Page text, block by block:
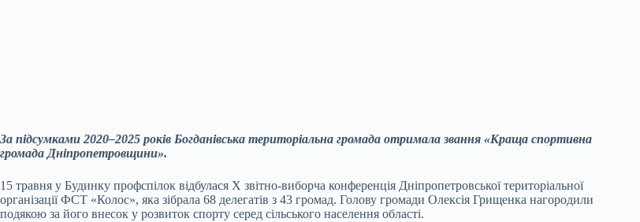
За підсумками 2020–2025 років Богданівська територіальна громада отримала звання «Краща спортивна
громада Дніпропетровщини».
15 травня у Будинку профспілок відбулася X звітно-виборча конференція Дніпропетровської територіальної
організації ФСТ «Колос», яка зібрала 68 делегатів з 43 громад. Голову громади Олексія Грищенка нагородили
подякою за його внесок у розвиток спорту серед сільського населення області.